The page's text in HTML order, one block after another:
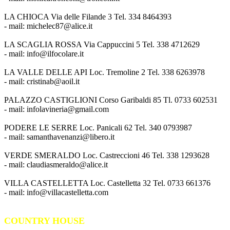
LA CHIOCA Via delle Filande 3 Tel. 334 8464393
- mail: michelec87@alice.it
LA SCAGLIA ROSSA Via Cappuccini 5 Tel. 338 4712629
- mail: info@ilfocolare.it
LA VALLE DELLE API Loc. Tremoline 2 Tel. 338 6263978
- mail: cristinab@aoil.it
PALAZZO CASTIGLIONI Corso Garibaldi 85 Tl. 0733 602531
- mail: infolavineria@gmail.com
PODERE LE SERRE Loc. Panicali 62 Tel. 340 0793987
- mail: samanthavenanzi@libero.it
VERDE SMERALDO Loc. Castreccioni 46 Tel. 338 1293628
- mail: claudiasmeraldo@alice.it
VILLA CASTELLETTA Loc. Castelletta 32 Tel. 0733 661376
- mail: info@villacastelletta.com
COUNTRY HOUSE